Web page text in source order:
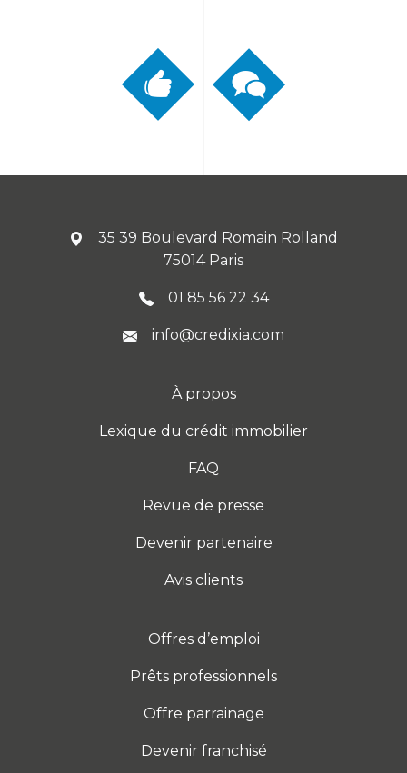
35 39 Boulevard Romain Rolland
75014 Paris
01 85 56 22 34
info@credixia.com
À propos
Lexique du crédit immobilier
FAQ
Revue de presse
Devenir partenaire
Avis clients
Offres d’emploi
Prêts professionnels
Offre parrainage
Devenir franchisé